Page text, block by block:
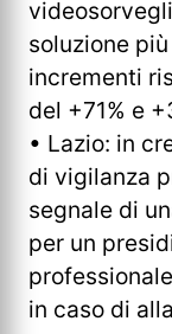
soluzione
incrementi
del +71% e
• Lazio: in
di vigilanza
segnale di
per un
in caso di